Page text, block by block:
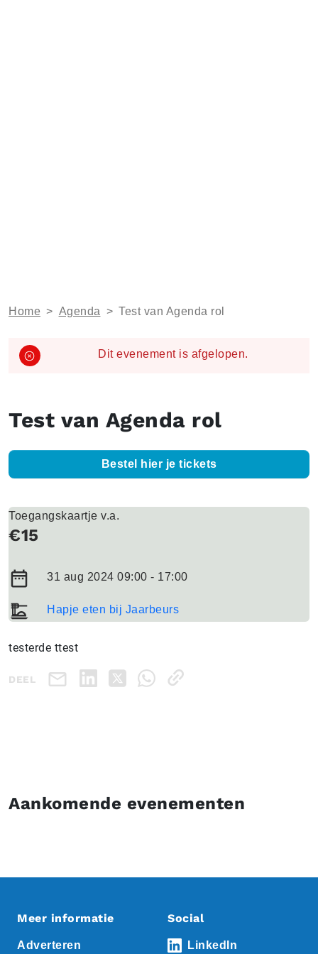
Home > Agenda > Test van Agenda rol
Dit evenement is afgelopen.
testerde ttest
DEEL
Test van Agenda rol
Bestel hier je tickets
31 aug 2024 09:00 - 17:00
Hapje eten bij Jaarbeurs
Toegangskaartje v.a.
€15
Aankomende evenementen
Meer informatie
Adverteren
Social
LinkedIn